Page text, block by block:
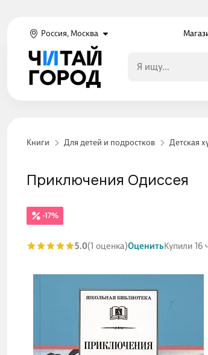
Россия, Москва
Книги Для детей и подростков Детская
-17%
Приключения Одиссея
5.0(1 оценка)ОценитьКупили 16